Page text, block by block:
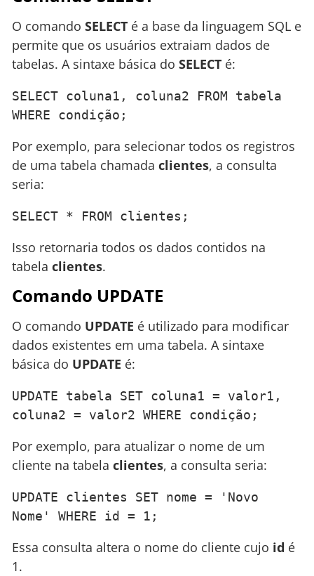
O comando SELECT é a base da linguagem SQL e
permite que os usuários extraiam dados de
tabelas. A sintaxe básica do SELECT é:
SELECT coluna1, coluna2 FROM tabela
WHERE condição;
Por exemplo, para selecionar todos os registros
de uma tabela chamada clientes, a consulta
seria:
SELECT * FROM clientes;
Isso retornaria todos os dados contidos na
tabela clientes.
Comando UPDATE
O comando UPDATE é utilizado para modificar
dados existentes em uma tabela. A sintaxe
básica do UPDATE é:
UPDATE tabela SET coluna1 = valor1,
coluna2 = valor2 WHERE condição;
Por exemplo, para atualizar o nome de um
cliente na tabela clientes, a consulta seria:
UPDATE clientes SET nome = 'Novo
Nome' WHERE id = 1;
Essa consulta altera o nome do cliente cujo id é
1.